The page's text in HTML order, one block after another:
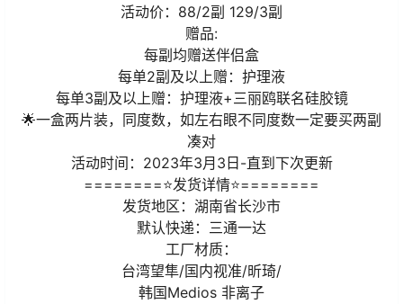
活动价：88/2副 129/3副
赠品:
每副均赠送伴侣盒
每单2副及以上赠：护理液
每单3副及以上赠：护理液+三丽鸥联名硅胶镜
🌟一盒两片装，同度数，如左右眼不同度数一定要买两副
凑对
活动时间：2023年3月3日-直到下次更新
========⭐发货详情⭐========
发货地区：湖南省长沙市
默认快递：三通一达
工厂材质：
台湾望隼/国内视准/昕琦/
韩国Medios 非离子